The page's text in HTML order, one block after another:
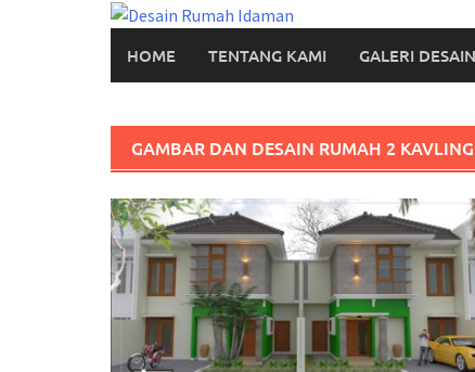
HOME TENTANG KAMI GALERI DESAIN
GAMBAR DAN DESAIN RUMAH 2 KAVLING